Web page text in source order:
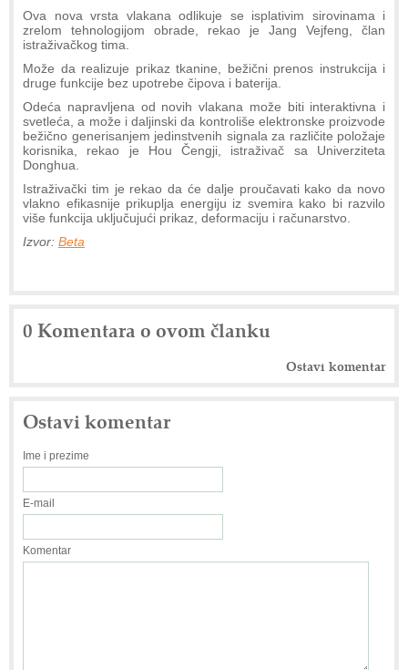
Ova nova vrsta vlakana odlikuje se isplativim sirovinama i
zrelom tehnologijom obrade, rekao je Jang Vejfeng, član
istraživačkog tima.
Može da realizuje prikaz tkanine, bežični prenos instrukcija i
druge funkcije bez upotrebe čipova i baterija.
Odeća napravljena od novih vlakana može biti interaktivna i
svetleća, a može i daljinski da kontroliše elektronske proizvode
bežično generisanjem jedinstvenih signala za različite položaje
korisnika, rekao je Hou Čengji, istraživač sa Univerziteta
Donghua.
Istraživački tim je rekao da će dalje proučavati kako da novo
vlakno efikasnije prikuplja energiju iz svemira kako bi razvilo
više funkcija uključujući prikaz, deformaciju i računarstvo.
Izvor: Beta
0 Komentara o ovom članku
Ostavi komentar
Ostavi komentar
Ime i prezime
E-mail
Komentar